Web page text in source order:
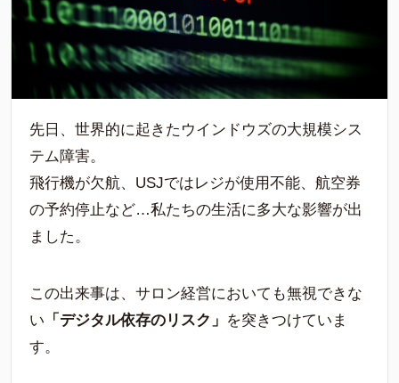
先日、世界的に起きたウインドウズの大規模シス
テム障害。
飛行機が欠航、USJではレジが使用不能、航空券
の予約停止など…私たちの生活に多大な影響が出
ました。
この出来事は、サロン経営においても無視できな
い 「デジタル依存のリスク」 を突きつけていま
す。